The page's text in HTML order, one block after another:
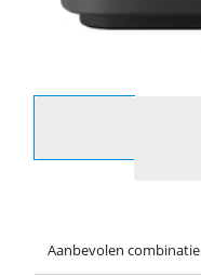
Aanbevolen combinatie